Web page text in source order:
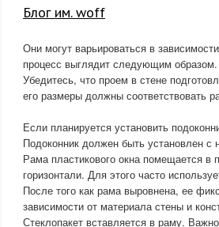
Блог им. woff
Они могут варьироваться в
процесс выглядит следующим образом.
Убедитесь, что проем в стене
его размеры должны соответствовать
Если планируется установить
Подоконник должен быть установлен
Рама пластикового окна помещается
горизонтали. Для этого часто
После того как рама выровнена, ее
зависимости от материала стены и
Стеклопакет вставляется в раму.